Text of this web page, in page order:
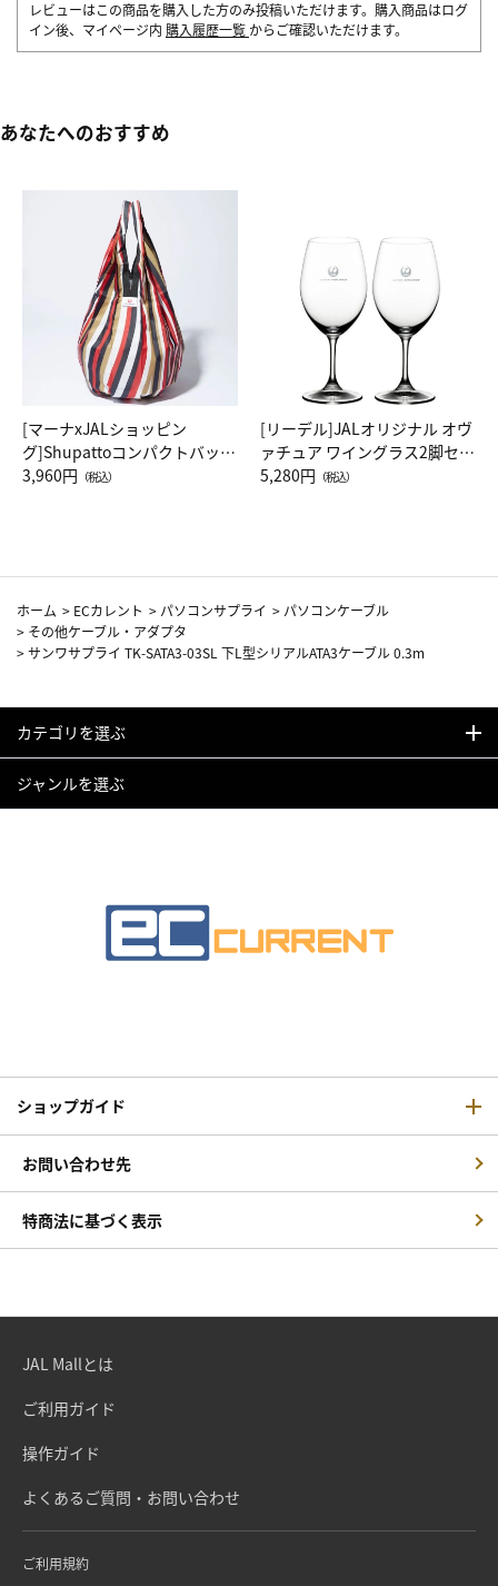
レビューはこの商品を購入した方のみ投稿いただけます。購入商品はログ
イン後、マイページ内 購入履歴一覧 からご確認いただけます。
あなたへのおすすめ
[マーナxJALショッピン
グ]Shupattoコンパクトバッグ
Drop JAL客室乗務員（LC）ス
3,960円 （税込）
[リーデル]JALオリジナル オヴ
ァチュア ワイングラス2脚セッ
ト（レッドワイン）
5,280円 （税込）
ホーム > ECカレント > パソコンサプライ > パソコンケーブル
> その他ケーブル・アダプタ
>サンワサプライ TK-SATA3-03SL 下L型シリアルATA3ケーブル 0.3m
カテゴリを選ぶ
ジャンルを選ぶ
ショップガイド
お問い合わせ先
特商法に基づく表示
JAL Mallとは
ご利用ガイド
操作ガイド
よくあるご質問・お問い合わせ
ご利用規約